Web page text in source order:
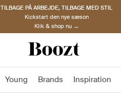
TILBAGE PÅ ARBEJDE, TILBAGE MED STIL
Kickstart den nye sæson
Klik & shop nu →
Young Brands Inspiration